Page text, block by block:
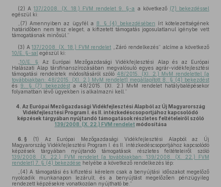
(2) A137/2008. (X. 18.) FVM rendelet 9. §-a a következő (7) bekezdéssel
egészül ki:
„(7) Amennyiben az ügyfél a 8. § (4) bekezdésében írt kötelezettségének
határidőben nem tesz eleget, a kifizetett támogatás jogosulatlanul igénybe vett
támogatásnak minősül.”
(3) A137/2008. (X. 18.) FVM rendelet „Záró rendelkezés” alcíme a következő
10/E. §-sal egészül ki:
10/E. §
Az Európai Mezőgazdasági Vidékfejlesztési Alap és az Európai
Halászati Alap társfinanszírozásában megvalósuló egyes agrár-vidékfejlesztési
támogatási rendeletek módosításáról szóló48/2015. (XI. 2.) MvM rendelettel [a
továbbiakban: 48/2015. (XI. 2.) MvM rendelet] megállapított 8. § (4) bekezdést
és 9. § (7) bekezdésta 48/2015. (XI. 2.) MvM rendelet hatálybalépésekor
folyamatban lévő ügyekben is alkalmazni kell.”
4. Az Európai Mezőgazdasági Vidékfejlesztési Alapból az Új Magyarország
Vidékfejlesztési Program I. és II. intézkedéscsoportjához kapcsolódó
képzések tárgyában nyújtandó támogatások részletes feltételeiről szóló
139/2008. (X. 22.) FVM rendelet módosítása
6. § (1) Az Európai Mezőgazdasági Vidékfejlesztési Alapból az Új
Magyarország Vidékfejlesztési Program I. és II. intézkedéscsoportjához kapcsolódó
képzések tárgyában nyújtandó támogatások részletes feltételeiről szóló
139/2008. (X. 22.) FVM rendelet [a továbbiakban: 139/2008. (X. 22.) FVM
rendelet] 7. § (4) bekezdése helyébe a következő rendelkezés lép:
„(4) A támogatási és kifizetési kérelem csak a benyújtási időszakot megelőző
nyolcadik munkanapon lezárult, és a benyújtást megelőzően pénzügyileg
rendezett képzésekre vonatkozóan nyújtható be.”